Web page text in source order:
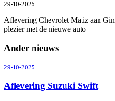
29-10-2025
Aflevering Chevrolet Matiz aan
plezier met de nieuwe auto
Ander nieuws
29-10-2025
Aflevering Suzuki Swift